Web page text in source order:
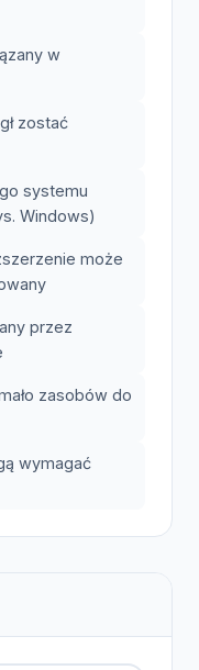
w
zostać
systemu
Windows)
może
przez
zasobów do
wymagać